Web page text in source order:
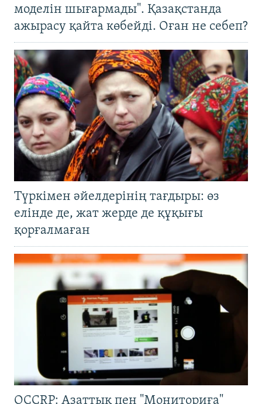
моделін шығармады". Қазақстанда
ажырасу қайта көбейді. Оған не себеп?
Түркімен әйелдерінің тағдыры: өз
елінде де, жат жерде де құқығы
қорғалмаған
OCCRP: Азаттық пен "Мониториға"